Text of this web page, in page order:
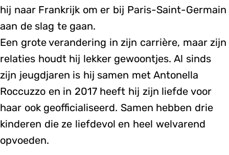
hij naar Frankrijk om er bij Paris-Saint-Germain
aan de slag te gaan.
Een grote verandering in zijn carrière, maar zijn
relaties houdt hij lekker gewoontjes. Al sinds
zijn jeugdjaren is hij samen met Antonella
Roccuzzo en in 2017 heeft hij zijn liefde voor
haar ook geofficialiseerd. Samen hebben drie
kinderen die ze liefdevol en heel welvarend
opvoeden.